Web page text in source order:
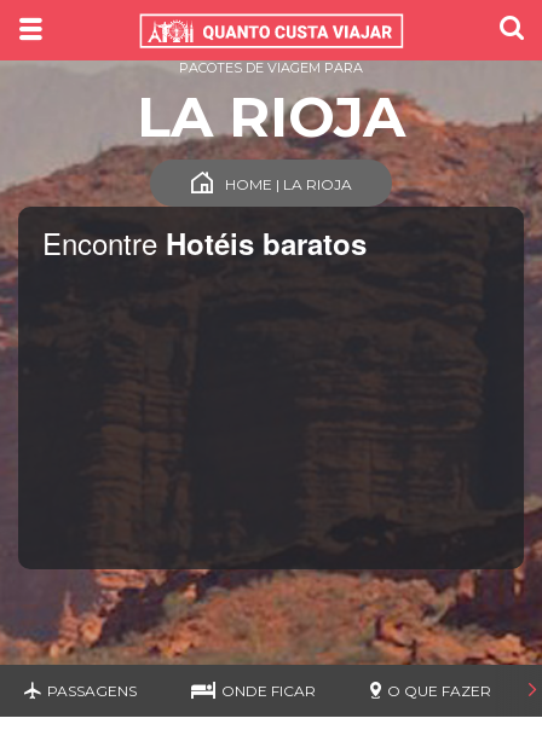
Encontre Hotéis baratos
PACOTES DE VIAGEM PARA
LA RIOJA
HOME | LA RIOJA
PASSAGENS ONDE FICAR O QUE FAZER